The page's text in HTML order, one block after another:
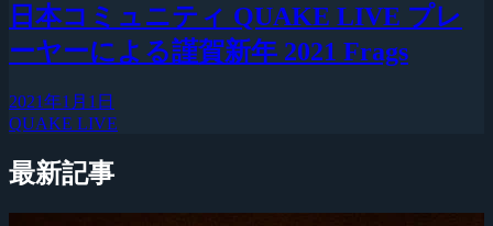
日本コミュニティ QUAKE LIVE プレ
ーヤーによる謹賀新年 2021 Frags
2021年1月1日
QUAKE LIVE
最新記事